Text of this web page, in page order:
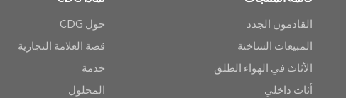
القادمون الجدد
المبيعات الساخنة
الأثاث في الهواء الطلق
أثاث داخلي
حول CDG
قصة العلامة التجارية
خدمة
المحلول